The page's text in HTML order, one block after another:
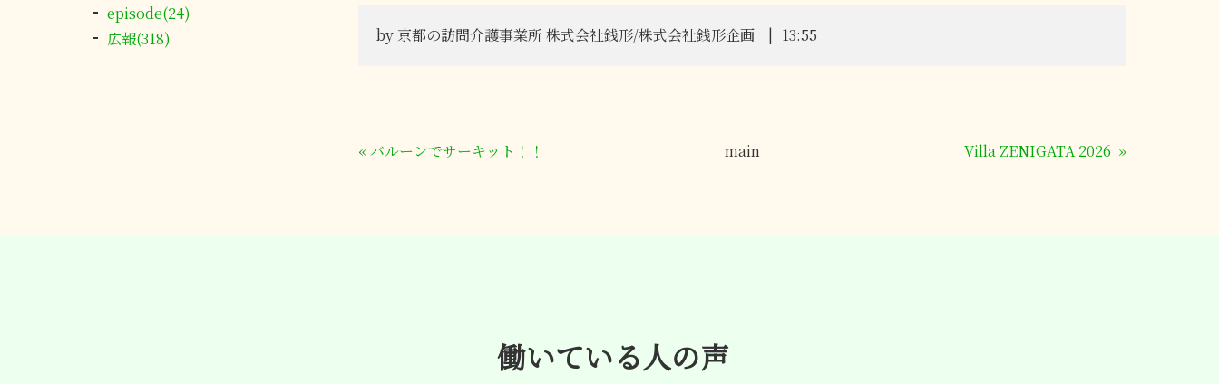
episode(24)
広報(318)
by 京都の訪問介護事業所 株式会社銭形/株式会社銭形企画 13:55
«バルーンでサーキット！！ main Villa ZENIGATA 2026 »
働いている人の声